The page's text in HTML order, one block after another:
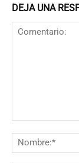
DEJA UNA